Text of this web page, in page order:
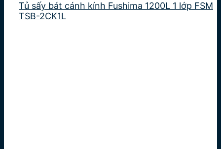
Tủ sấy bát cánh kính Fushima 1200L 1 lớp FSM
TSB-2CK1L